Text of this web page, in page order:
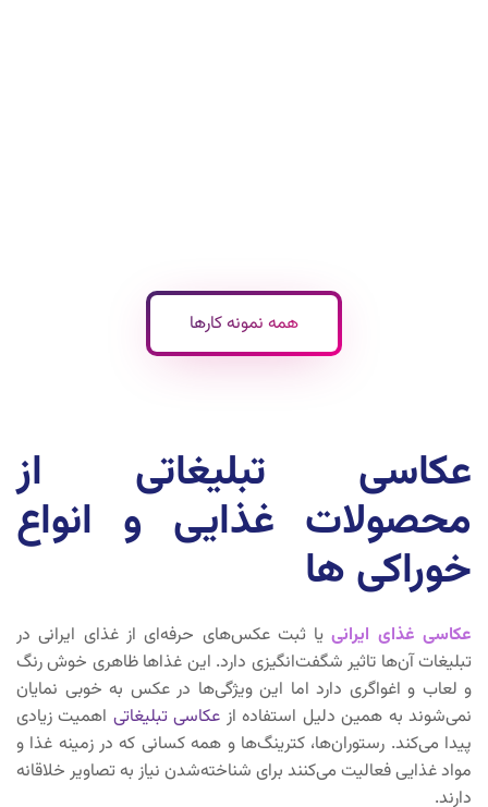
همه نمونه کارها
عکاسی تبلیغاتی از
محصولات غذایی و انواع
خوراکی ها
عکاسی غذای ایرانی یا ثبت عکس‌های حرفه‌ای از غذای ایرانی در
تبلیغات آن‌ها تاثیر شگفت‌انگیزی دارد. این غذاها ظاهری خوش رنگ
و لعاب و اغواگری دارد اما این ویژگی‌ها در عکس‌ به خوبی نمایان
نمی‌شوند به همین دلیل استفاده از عکاسی تبلیغاتی اهمیت زیادی
پیدا می‌کند. رستوران‌ها، کترینگ‌ها و همه‌ کسانی که در زمینه غذا و
مواد غذایی فعالیت می‌کنند برای شناخته‌شدن نیاز به تصاویر خلاقانه
دارند.